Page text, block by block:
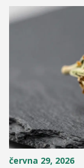
června 29, 2026